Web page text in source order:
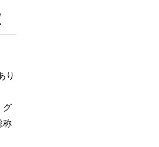
り
グ
称